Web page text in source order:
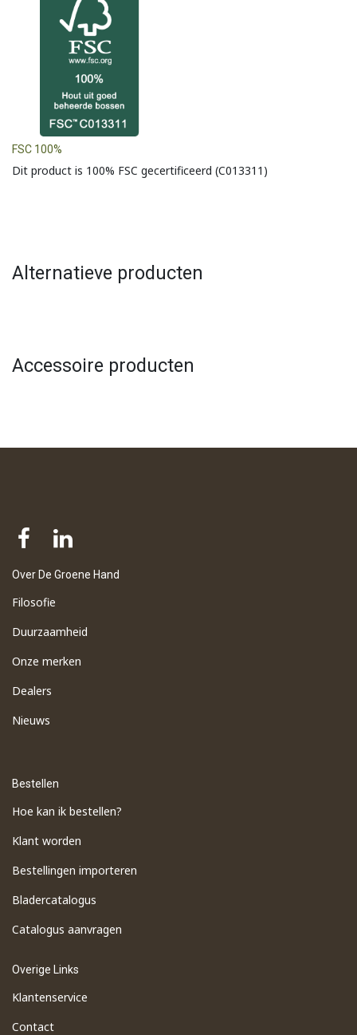
FSC 100%
Dit product is 100% FSC gecertificeerd (C013311)
Alternatieve producten
Accessoire producten
Over De Groene Hand
Filosofie
Duurzaamheid
Onze merken
Dealers
Nieuws
Bestellen
Hoe kan ik bestellen?
Klant worden
Bestellingen importeren
​Bladercatalogus
​Catalogus aanvragen
Overige Links
Klantenservice
Contact